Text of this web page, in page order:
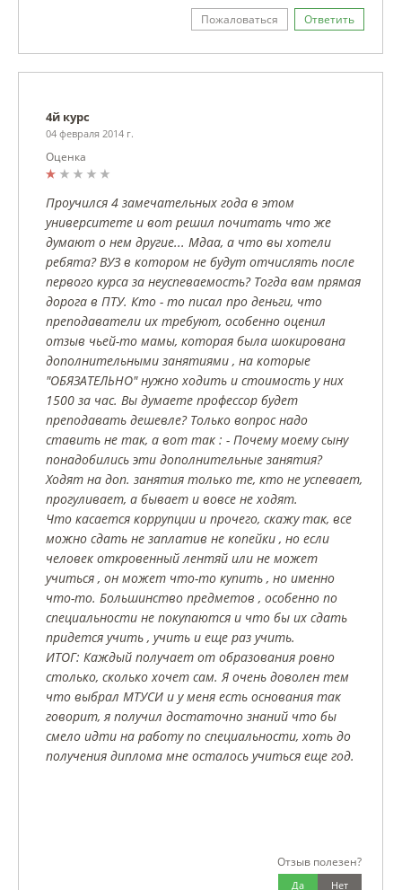
Пожаловаться Ответить
4й курс
04 февраля 2014 г.
Оценка
Проучился 4 замечательных года в этом
университете и вот решил почитать что же
думают о нем другие... Мдаа, а что вы хотели
ребята? ВУЗ в котором не будут отчислять после
первого курса за неуспеваемость? Тогда вам прямая
дорога в ПТУ. Кто - то писал про деньги, что
преподаватели их требуют, особенно оценил
отзыв чьей-то мамы, которая была шокирована
дополнительными занятиями , на которые
"ОБЯЗАТЕЛЬНО" нужно ходить и стоимость у них
1500 за час. Вы думаете профессор будет
преподавать дешевле? Только вопрос надо
ставить не так, а вот так : - Почему моему сыну
понадобились эти дополнительные занятия?
Ходят на доп. занятия только те, кто не успевает,
прогуливает, а бывает и вовсе не ходят.
Что касается коррупции и прочего, скажу так, все
можно сдать не заплатив не копейки , но если
человек откровенный лентяй или не может
учиться , он может что-то купить , но именно
что-то. Большинство предметов , особенно по
специальности не покупаются и что бы их сдать
придется учить , учить и еще раз учить.
ИТОГ: Каждый получает от образования ровно
столько, сколько хочет сам. Я очень доволен тем
что выбрал МТУСИ и у меня есть основания так
говорит, я получил достаточно знаний что бы
смело идти на работу по специальности, хоть до
получения диплома мне осталось учиться еще год.
Отзыв полезен?
Нет
Да